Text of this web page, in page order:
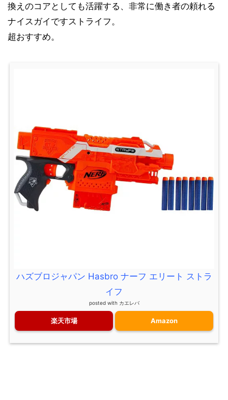
換えのコアとしても活躍する、非常に働き者の頼れる
ナイスガイですストライフ。
超おすすめ。
ハズブロジャパン Hasbro ナーフ エリート ストラ
イフ
posted with カエレバ
楽天市場 Amazon